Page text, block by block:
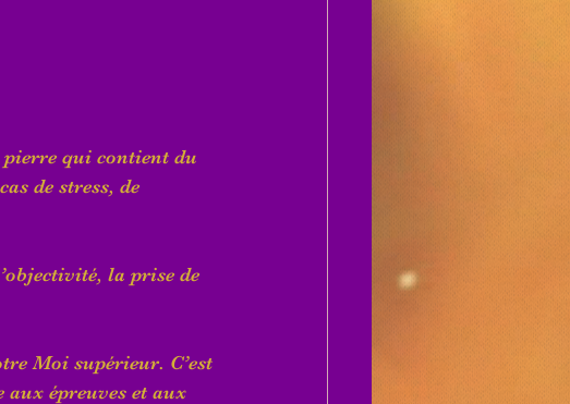
pierre qui contient du
de stress, de
la prise de
Moi supérieur. C’est
aux épreuves et aux